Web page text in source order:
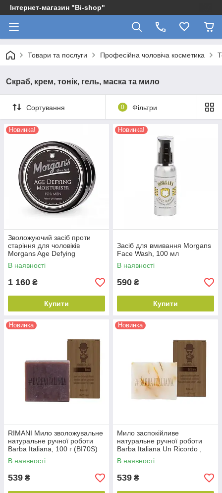
Інтернет-магазин "Bi-shop"
Товари та послуги Професійна чоловіча косметика
Скраб, крем, тонік, гель, маска та мило
Сортування 0 Фільтри
Новинка!
Зволожуючий засіб проти
старіння для чоловіків
Morgans Age Defying
Moisturiser For Men, 45 мл
В наявності
1 160 ₴
Купити
Новинка!
Засіб для вмивання Morgans
Face Wash, 100 мл
В наявності
590 ₴
Купити
Новинка
RIMANI Мило зволожувальне
натуральне ручної роботи
Barba Italiana, 100 г (BI70S)
В наявності
539 ₴
Новинка
Мило заспокійливе
натуральне ручної роботи
Barba Italiana Un Ricordo ,
100 г (BI0707700S)
В наявності
539 ₴